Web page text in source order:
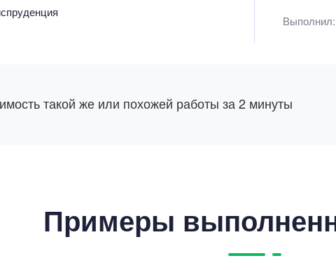
Выполнил:
такой же или похожей работы за 2 минуты
Примеры